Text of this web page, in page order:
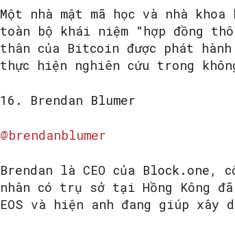
Một nhà mật mã học và nhà
toàn bộ khái niệm “hợp đồng
thân của Bitcoin được phát
thực hiện nghiên cứu trong
16. Brendan Blumer
@brendanblumer
Brendan là CEO của Block.one,
nhân có trụ sở tại Hồng Kông
EOS và hiện anh đang giúp